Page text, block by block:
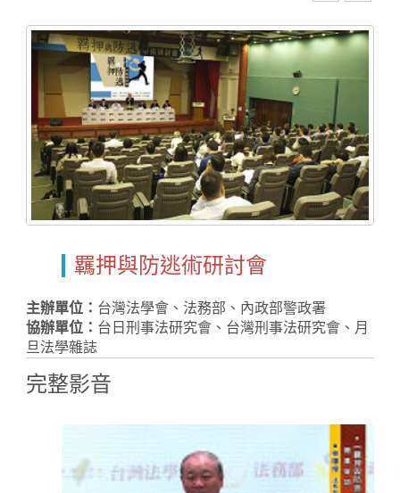
Home
羈押與防逃術研討會
主辦單位： 台灣法學會、法務部、內政部警政署
協辦單位： 台日刑事法研究會、台灣刑事法研究會、月
旦法學雜誌
完整影音